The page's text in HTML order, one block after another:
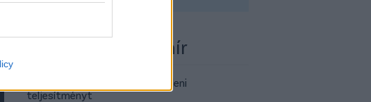
Még több Fradi-hír
Osztályozd a Górnik Zabrze elleni
teljesítményt